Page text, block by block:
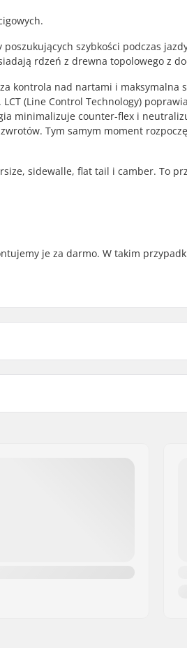
szybkości podczas
rdzeń z drewna topolowego z
kontrola nad nartami i maksymalna
(Line Control Technology)
minimalizuje counter-flex i
Tym samym moment
sidewalle, flat tail i camber. To
je za darmo. W takim
mm